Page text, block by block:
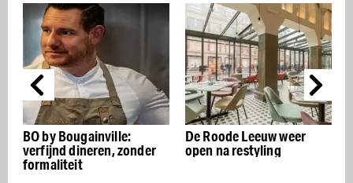
De Roode Leeuw weer
open na restyling
The CLB: boutique fitness
met podium, catwalk en